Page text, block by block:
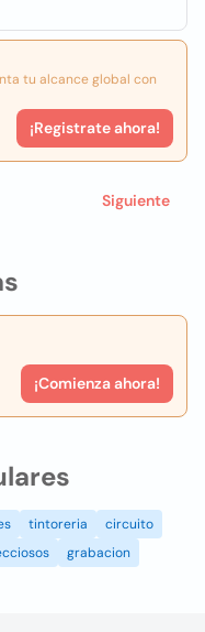
¡Comienza ahora!
tu alcance global con
¡Registrate ahora!
Siguiente
tintoreria
circuito
grabacion